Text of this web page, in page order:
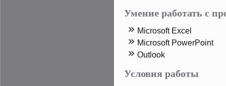
Умение работать с
Microsoft Excel
Microsoft PowerPoint
Outlook
Условия работы